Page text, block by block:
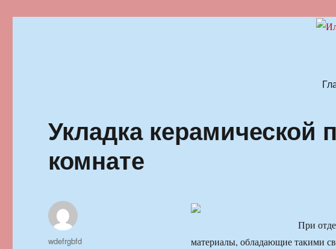
Укладка керамической
комнате
При
материалы, обладающие такими
Автор
wdefrgbfd